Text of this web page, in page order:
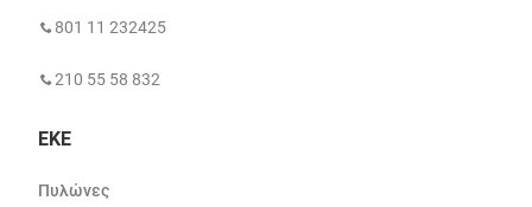
801 11 232425
210 55 58 832
ΕΚΕ
Πυλώνες